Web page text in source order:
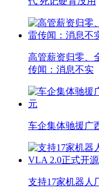
高管薪资归零、
传闻：消息不实
车企集体驰援广
支持17家机器人